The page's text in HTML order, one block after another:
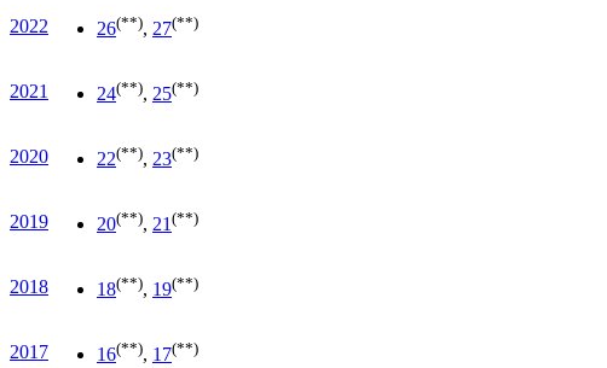
2022 26(**), 27(**)
2021 24(**), 25(**)
2020 22(**), 23(**)
2019 20(**), 21 (**)
2018 18(**), 19(**)
2017 16(**), 17(**)